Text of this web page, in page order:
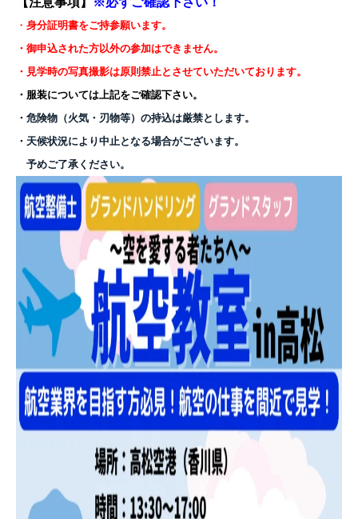
・ 身分証明書をご持参願います。
・御申込された方以外の参加はできません。
・見学時の写真撮影は原則禁止とさせていただいております。
・服装については上記をご確認下さい。
・危険物（火気・刃物等）の持込は厳禁とします。
・天候状況により中止となる場合がございます。
予めご了承ください。